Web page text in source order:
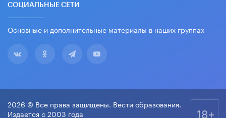
СОЦИАЛЬНЫЕ СЕТИ
Основные и дополнительные материалы в наших группах
2026 © Все права защищены. Вести образования.
Издается с 2003 года
18+